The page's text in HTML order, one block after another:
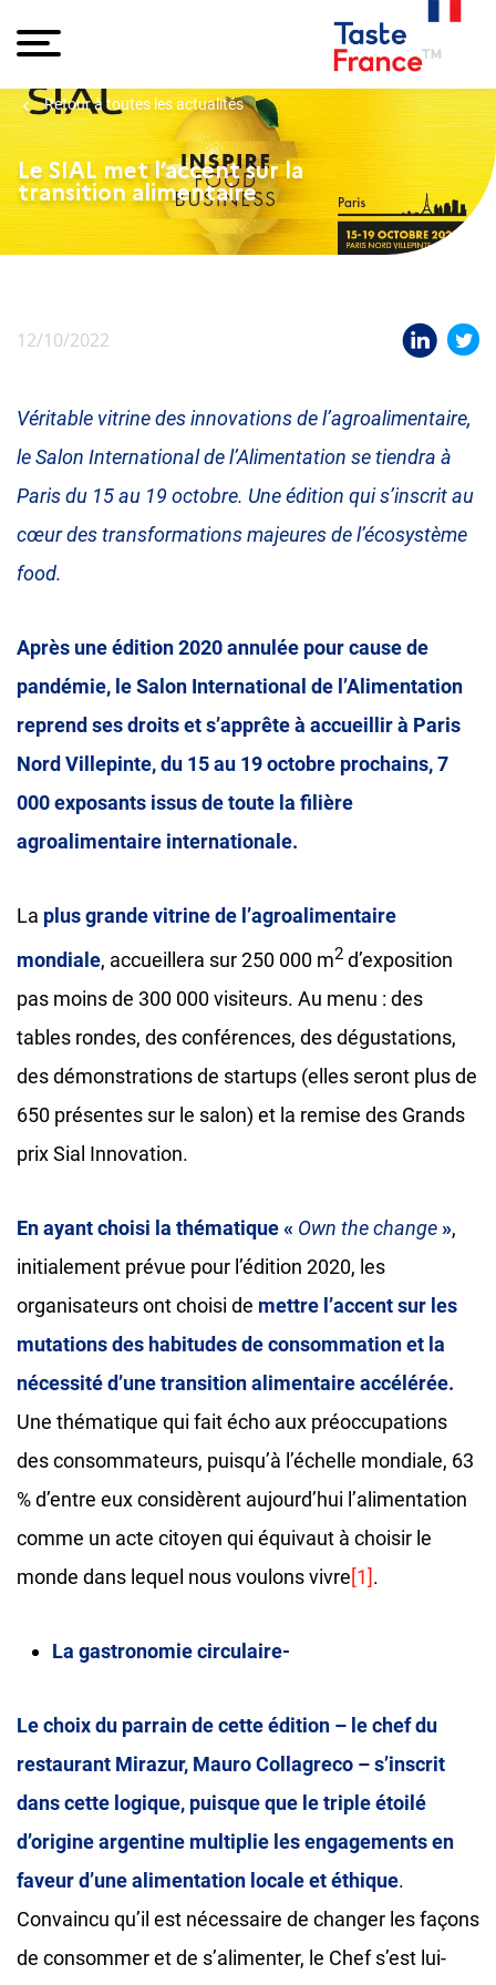
Retour à toutes les actualités
Le SIAL met l’accent sur la
transition alimentaire
12/10/2022
Véritable vitrine des innovations de l’agroalimentaire,
leSalon International de l’Alimentation se tiendra à
Paris du 15 au 19 octobre. Une édition qui s’inscrit au
cœur des transformations majeures de l’écosystème
food.
Après une édition 2020 annulée pour cause de
pandémie, le Salon International de l’Alimentation
reprend ses droits et s’apprête à accueillir à Paris
Nord Villepinte, du 15 au 19 octobre prochains, 7
000 exposants issus de toute la filière
agroalimentaire internationale.
La plus grande vitrine de l’agroalimentaire
mondiale, accueillera sur 250 000 m2 d’exposition
pas moins de 300 000 visiteurs. Au menu : des
tables rondes, des conférences, des dégustations,
des démonstrations de startups (elles seront plus de
650 présentes sur le salon) et la remise des Grands
prix Sial Innovation.
En ayant choisi la thématique « Own the change »,
initialement prévue pour l’édition 2020, les
organisateurs ont choisi de mettre l’accent sur les
mutations des habitudes de consommation et la
nécessité d’une transition alimentaire accélérée.
Une thématique qui fait écho aux préoccupations
des consommateurs, puisqu’à l’échelle mondiale, 63
% d’entre eux considèrent aujourd’hui l’alimentation
comme un acte citoyen qui équivaut à choisir le
monde dans lequel nous voulons vivre[1].
La gastronomie circulaire-
Le choix du parrain de cette édition – le chef du
restaurant Mirazur, Mauro Collagreco – s’inscrit
dans cette logique, puisque que le triple étoilé
d’origine argentine multiplie les engagements en
faveur d’une alimentation locale et éthique.
Convaincu qu’il est nécessaire de changer les façons
de consommer et de s’alimenter, le Chef s’est lui-